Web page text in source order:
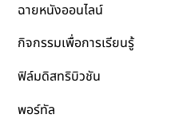
ฉายหนังออนไลน์
กิจกรรมเพื่อการเรียนรู้
ฟิล์มดิสทริบิวชัน
พอร์ทัล